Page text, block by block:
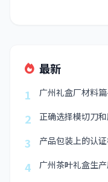
最新
1
广州礼盒厂材料
2 正确选择模切刀
3 产品包装上的认
4 广州茶叶礼盒生